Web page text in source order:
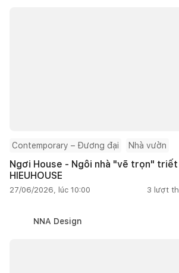
Contemporary – Đương đại Nhà vườn
Ngơi House - Ngôi nhà "vẽ trọn"
HIEUHOUSE
27/06/2026, lúc 10:00 3 lượt
NNA Design